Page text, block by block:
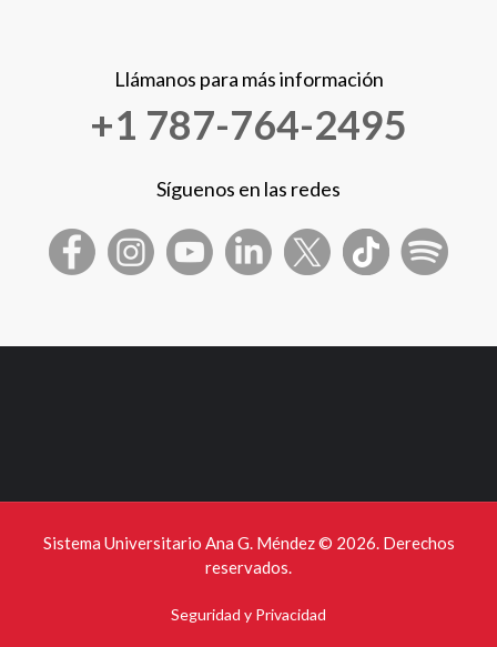
Llámanos para más información
+1 787-764-2495
Síguenos en las redes
Sistema Universitario Ana G. Méndez © 2026. Derechos
reservados.
Seguridad y Privacidad